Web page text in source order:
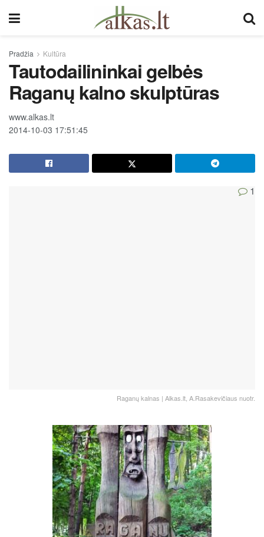
Pradžia Kultūra
Tautodailininkai gelbės
Raganų kalno skulptūras
www.alkas.lt
2014-10-03 17:51:45
1
Raganų kalnas | Alkas.lt, A.Rasakevičiaus nuotr.